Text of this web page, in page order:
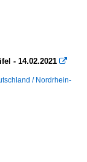
- 14.02.2021 
/ Nordrhein-